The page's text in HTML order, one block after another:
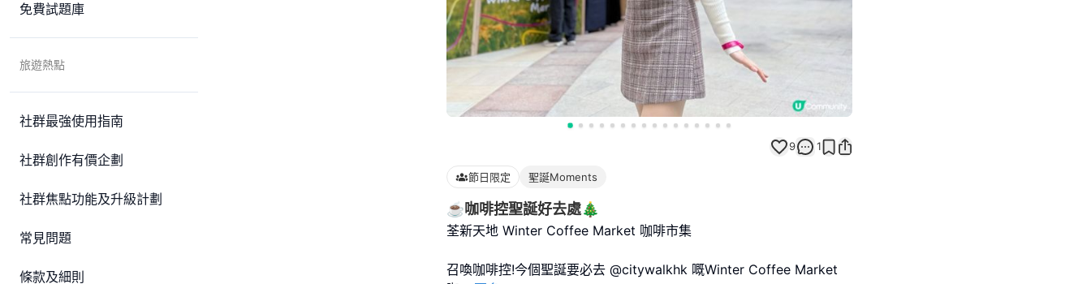
免費試題庫
旅遊熱點
社群最強使用指南
社群創作有價企劃
社群焦點功能及升級計劃
常見問題
條款及細則
9 1
節日限定 聖誕Moments
☕咖啡控聖誕好去處🎄
荃新天地 Winter Coffee Market 咖啡市集
召喚咖啡控!今個聖誕要必去 @citywalkhk 嘅Winter Coffee Market